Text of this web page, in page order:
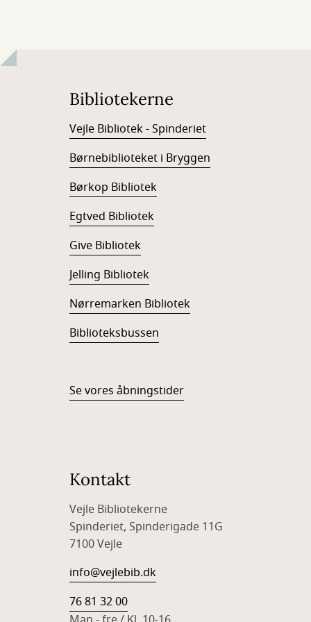
Bibliotekerne
Vejle Bibliotek - Spinderiet
Børnebiblioteket i Bryggen
Børkop Bibliotek
Egtved Bibliotek
Give Bibliotek
Jelling Bibliotek
Nørremarken Bibliotek
Biblioteksbussen
Se vores åbningstider
Kontakt
Vejle Bibliotekerne
Spinderiet, Spinderigade 11G
7100 Vejle
info@vejlebib.dk
76 81 32 00